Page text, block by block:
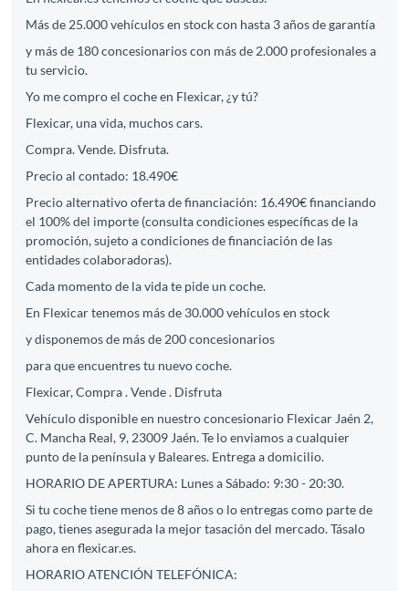
Más de 25.000 vehículos en stock con hasta 3 años de garantía
y más de 180 concesionarios con más de 2.000 profesionales a
tu servicio.
Yo me compro el coche en Flexicar, ¿y tú?
Flexicar, una vida, muchos cars.
Compra. Vende. Disfruta.
Precio al contado: 18.490€
Precio alternativo oferta de financiación: 16.490€ financiando
el 100% del importe (consulta condiciones específicas de la
promoción, sujeto a condiciones de financiación de las
entidades colaboradoras).
Cada momento de la vida te pide un coche.
En Flexicar tenemos más de 30.000 vehículos en stock
y disponemos de más de 200 concesionarios
para que encuentres tu nuevo coche.
Flexicar, Compra . Vende . Disfruta
Vehículo disponible en nuestro concesionario Flexicar Jaén 2,
C. Mancha Real, 9, 23009 Jaén. Te lo enviamos a cualquier
punto de la península y Baleares. Entrega a domicilio.
HORARIO DE APERTURA: Lunes a Sábado: 9:30 - 20:30.
Si tu coche tiene menos de 8 años o lo entregas como parte de
pago, tienes asegurada la mejor tasación del mercado. Tásalo
ahora en flexicar.es.
HORARIO ATENCIÓN TELEFÓNICA: